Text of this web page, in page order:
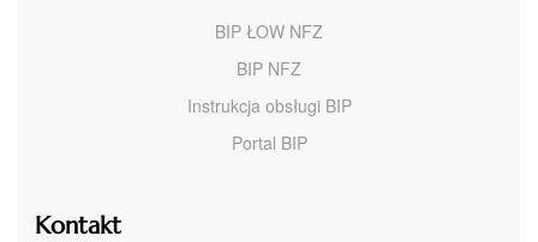
BIP ŁOW NFZ
BIP NFZ
Instrukcja obsługi BIP
Portal BIP
Kontakt